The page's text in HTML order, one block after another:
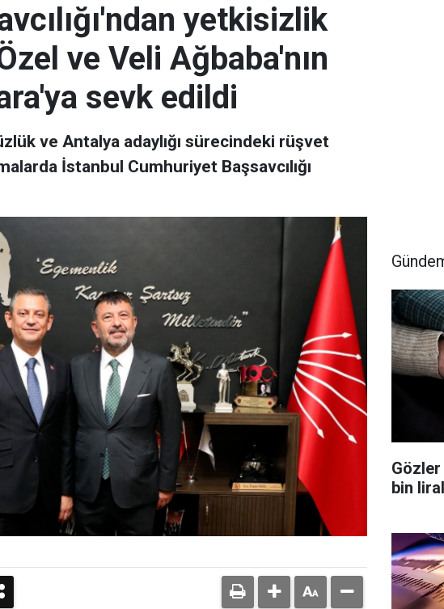
yetkisizlik
ve Veli Ağbaba'nın
sevk edildi
ve Antalya adaylığı sürecindeki rüşvet
İstanbul Cumhuriyet Başsavcılığı
Gözler
bin